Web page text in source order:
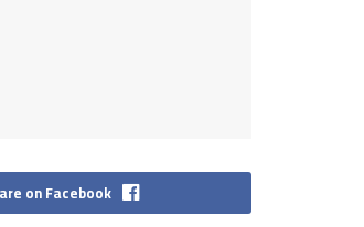
on Facebook